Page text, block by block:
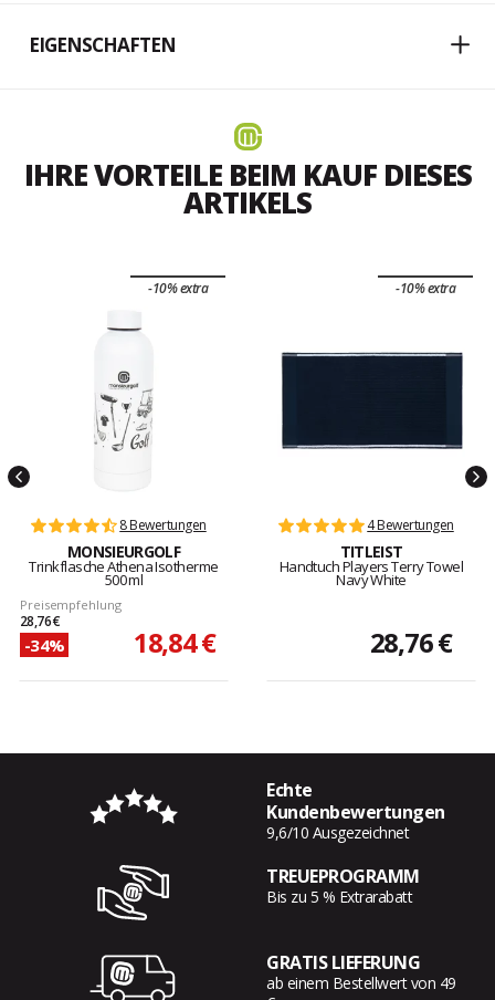
EIGENSCHAFTEN
IHRE VORTEILE BEIM KAUF DIESES
ARTIKELS
-10% extra
8 Bewertungen
MONSIEURGOLF
Trinkflasche Athena Isotherme
500 ml
Preisempfehlung
28,76 €
-34% 18,84 €
-10% extra
4 Bewertungen
TITLEIST
Handtuch Players Terry Towel
Navy White
28,76 €
Echte
Kundenbewertungen
9,6/10 Ausgezeichnet
TREUEPROGRAMM
Bis zu 5 % Extrarabatt
GRATIS LIEFERUNG
ab einem Bestellwert von 49